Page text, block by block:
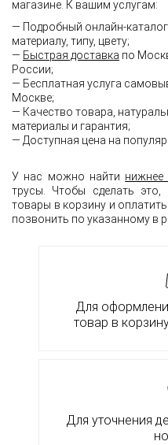
магазине. К вашим услугам:
— Подробный онлайн-
материалу, типу, цвету;
— Быстрая доставка по
России;
— Бесплатная услуга
Москве;
— Качество товара,
материалы и гарантия;
— Доступная цена на
У нас можно найти нижнее
трусы. Чтобы сделать это,
товары в корзину и
позвонить по указанному в
Для
товар в
Для уточнения